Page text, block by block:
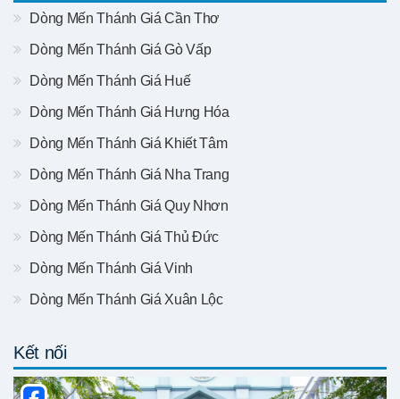
Dòng Mến Thánh Giá Cần Thơ
Dòng Mến Thánh Giá Gò Vấp
Dòng Mến Thánh Giá Huế
Dòng Mến Thánh Giá Hưng Hóa
Dòng Mến Thánh Giá Khiết Tâm
Dòng Mến Thánh Giá Nha Trang
Dòng Mến Thánh Giá Quy Nhơn
Dòng Mến Thánh Giá Thủ Đức
Dòng Mến Thánh Giá Vinh
Dòng Mến Thánh Giá Xuân Lộc
Kết nối